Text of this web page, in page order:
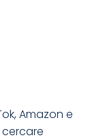
Amazon e
cercare